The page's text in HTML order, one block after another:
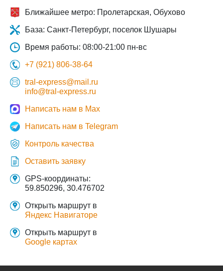
Ближайшее метро: Пролетарская, Обухово
База: Санкт-Петербург, поселок Шушары
Время работы: 08:00-21:00 пн-вс
+7 (921) 806-38-64
tral-express@mail.ru
info@tral-express.ru
Написать нам в Max
Написать нам в Telegram
Контроль качества
Оставить заявку
GPS-координаты:
59.850296, 30.476702
Открыть маршрут в
Яндекс Навигаторе
Открыть маршрут в
Google картах